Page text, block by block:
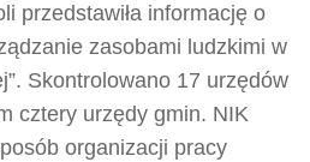
przedstawiła informację o
zasobami ludzkimi w
Skontrolowano 17 urzędów
cztery urzędy gmin. NIK
organizacji pracy